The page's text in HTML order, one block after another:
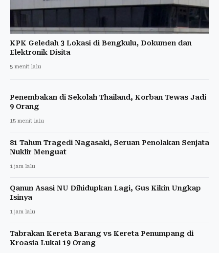
KPK Geledah 3 Lokasi di Bengkulu, Dokumen dan
Elektronik Disita
5 menit lalu
Penembakan di Sekolah Thailand, Korban Tewas Jadi
9 Orang
15 menit lalu
81 Tahun Tragedi Nagasaki, Seruan Penolakan Senjata
Nuklir Menguat
1 jam lalu
Qanun Asasi NU Dihidupkan Lagi, Gus Kikin Ungkap
Isinya
1 jam lalu
Tabrakan Kereta Barang vs Kereta Penumpang di
Kroasia Lukai 19 Orang